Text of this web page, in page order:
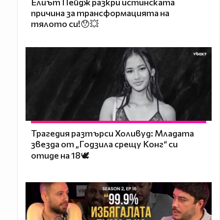
Елиът Пейдж разкри истинската
причина за трансформацията на
тялото си!😯💥
Трагедия разтърси Холивуд: Младата
звезда от „Годзила срещу Конг“ си
отиде на 18🕊️